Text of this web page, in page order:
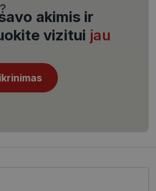
akimis ir
vizitui jau
CookieScript
www.visionexpress.lt